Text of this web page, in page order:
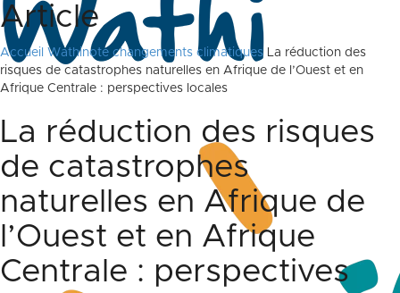
Article
Accueil Wathinote changements climatiques La réduction des
risques de catastrophes naturelles en Afrique de l’Ouest et en
Afrique Centrale : perspectives locales
La réduction des risques
de catastrophes
naturelles en Afrique de
l’Ouest et en Afrique
Centrale : perspectives